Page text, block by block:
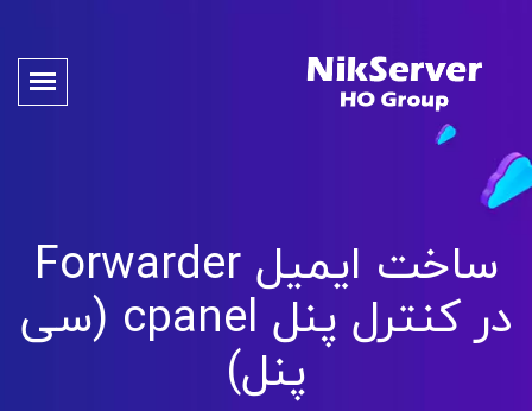
ساخت ایمیل Forwarder
در کنترل پنل cpanel (سی
پنل)